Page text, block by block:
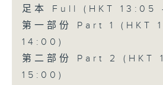
足本 Full (HKT 13:05
第一部份 Part 1 (HKT
14:00)
第二部份 Part 2 (HKT
15:00)